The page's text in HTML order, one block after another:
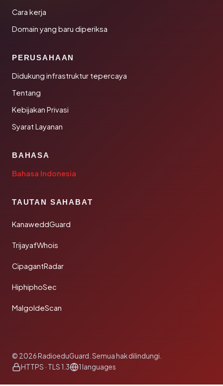
Cara kerja
Domain yang baru diperiksa
PERUSAHAAN
Didukung infrastruktur tepercaya
Tentang
Kebijakan Privasi
Syarat Layanan
BAHASA
Bahasa Indonesia
TAUTAN SAHABAT
KanaweddGuard
TrijayafWhois
CipagantRadar
HiphiphoSec
MalgoldeScan
© 2026 RadioeduGuard. Semua hak dilindungi.
HTTPS · TLS 1.3
1 languages